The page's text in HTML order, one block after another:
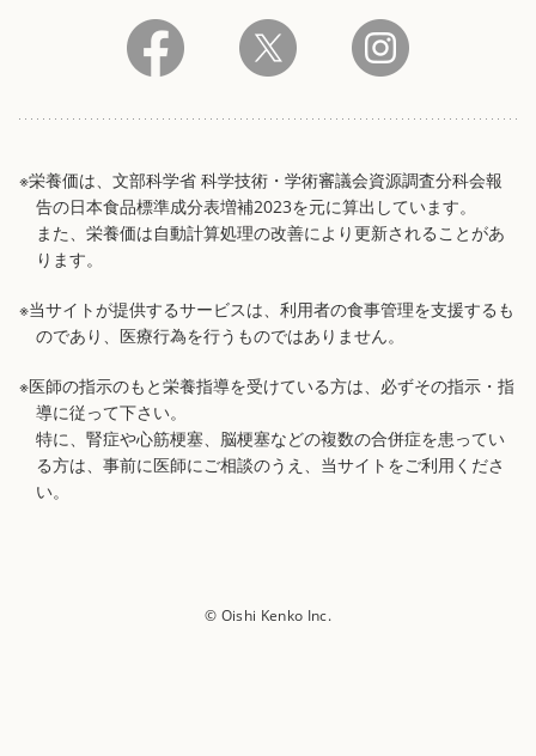
※栄養価は、文部科学省 科学技術・学術審議会資源調査分科会報
告の日本食品標準成分表増補2023を元に算出しています。
また、栄養価は自動計算処理の改善により更新されることがあ
ります。
※当サイトが提供するサービスは、利用者の食事管理を支援するも
のであり、医療行為を行うものではありません。
※医師の指示のもと栄養指導を受けている方は、必ずその指示・指
導に従って下さい。
特に、腎症や心筋梗塞、脳梗塞などの複数の合併症を患ってい
る方は、事前に医師にご相談のうえ、当サイトをご利用くださ
い。
© Oishi Kenko Inc.